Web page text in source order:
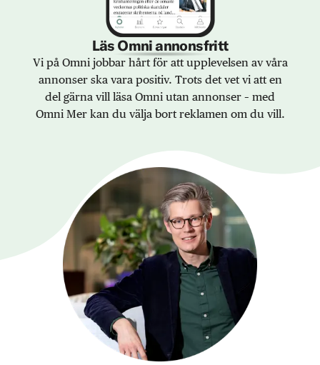
Läs Omni annonsfritt
Vi på Omni jobbar hårt för att upplevelsen av våra
annonser ska vara positiv. Trots det vet vi att en
del gärna vill läsa Omni utan annonser – med
Omni Mer kan du välja bort reklamen om du vill.